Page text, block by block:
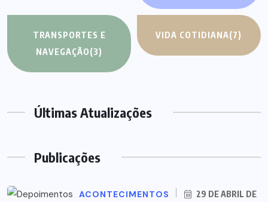
TRANSPORTES E
NAVEGAÇÃO(3)
VIDA COTIDIANA(7)
Últimas Atualizações
Publicações
ACONTECIMENTOS
29 DE ABRIL DE